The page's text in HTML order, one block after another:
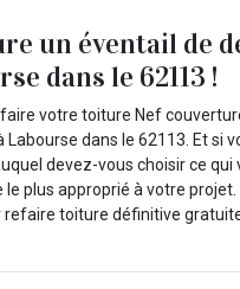
un éventail de
dans le 62113 !
votre toiture Nef
dans le 62113. Et si
devez-vous choisir ce
le plus approprié à votre
toiture définitive